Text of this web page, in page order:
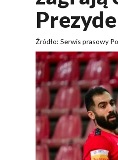
Źródło: Serwis prasowy